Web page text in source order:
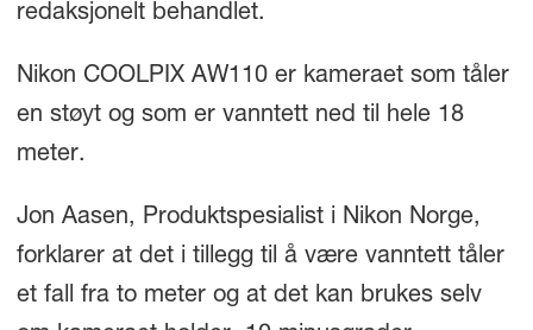
redaksjonelt behandlet.
Nikon COOLPIX AW110 er kameraet som tåler
en støyt og som er vanntett ned til hele 18
meter.
Jon Aasen, Produktspesialist i Nikon Norge,
forklarer at det i tillegg til å være vanntett tåler
et fall fra to meter og at det kan brukes selv